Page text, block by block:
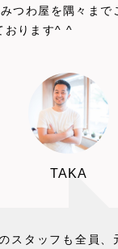
つわ屋を隅々まで
おります^ ^
TAKA
スタッフも全員、